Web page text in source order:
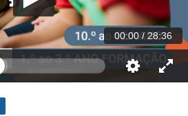
00:00 / 28:36